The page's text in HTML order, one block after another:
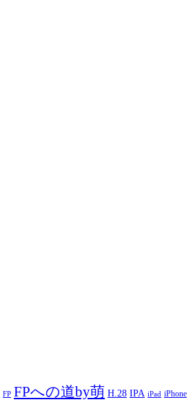
FP FPへの道by萌 H.28 IPA iPad iPhone